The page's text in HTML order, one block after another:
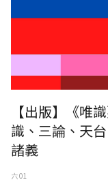
【出版】《唯
識、三論、天
諸義
六 01